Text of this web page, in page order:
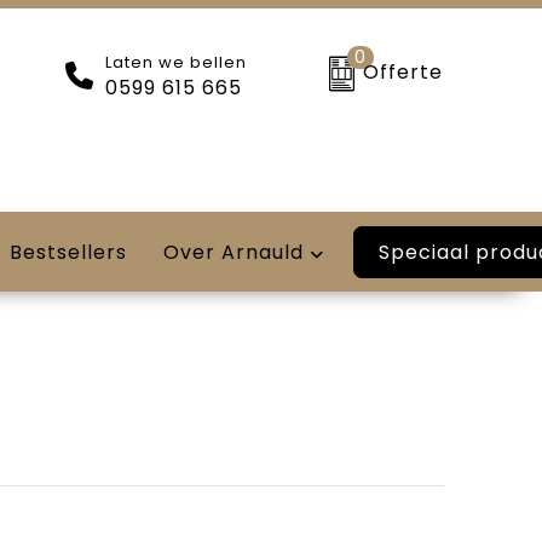
Laten we bellen
0599 615 665
0
Offerte
Bestsellers Over Arnauld Speciaal